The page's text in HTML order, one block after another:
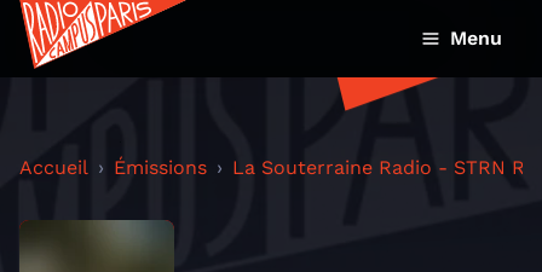
Menu
Accueil Émissions La Souterraine Radio - STRN